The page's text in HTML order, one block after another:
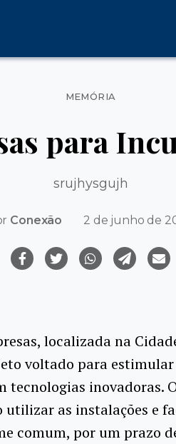
Categorias
MEMÓRIA
para
srujhysgujh
Conexão 2 de junho de
localizada na
voltado para estimular
tecnologias inovadoras.
utilizar as instalações e
comum, por um prazo